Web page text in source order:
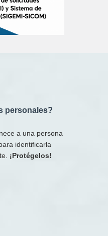
personales?​
a una persona
identificarla
¡Protégelos!